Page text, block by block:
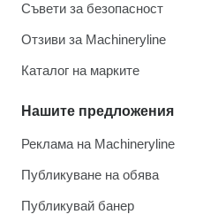
Съвети за безопасност
Отзиви за Machineryline
Каталог на марките
Нашите предложения
Реклама на Machineryline
Публикуване на обява
Публикувай банер